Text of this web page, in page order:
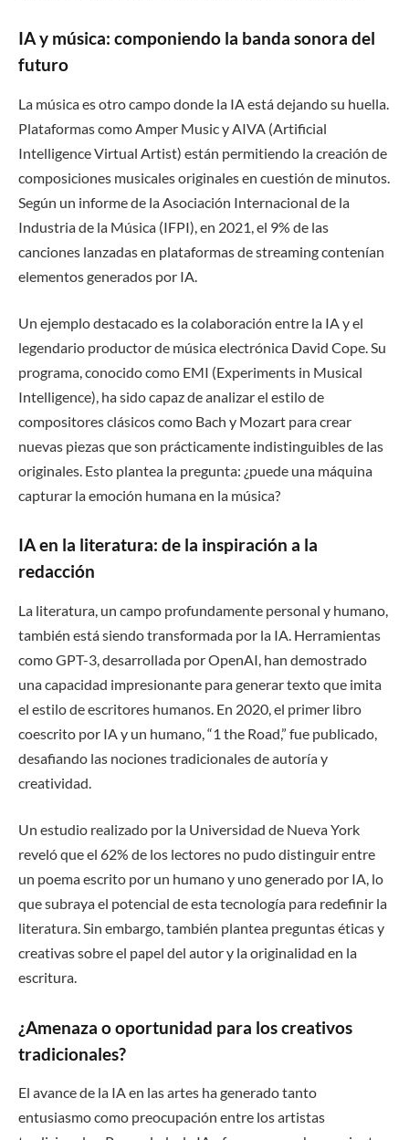
IA y música: componiendo la banda sonora del
futuro
La música es otro campo donde la IA está dejando su huella.
Plataformas como Amper Music y AIVA (Artificial
Intelligence Virtual Artist) están permitiendo la creación de
composiciones musicales originales en cuestión de minutos.
Según un informe de la Asociación Internacional de la
Industria de la Música (IFPI), en 2021, el 9% de las
canciones lanzadas en plataformas de streaming contenían
elementos generados por IA.
Un ejemplo destacado es la colaboración entre la IA y el
legendario productor de música electrónica David Cope. Su
programa, conocido como EMI (Experiments in Musical
Intelligence), ha sido capaz de analizar el estilo de
compositores clásicos como Bach y Mozart para crear
nuevas piezas que son prácticamente indistinguibles de las
originales. Esto plantea la pregunta: ¿puede una máquina
capturar la emoción humana en la música?
IA en la literatura: de la inspiración a la
redacción
La literatura, un campo profundamente personal y humano,
también está siendo transformada por la IA. Herramientas
como GPT-3, desarrollada por OpenAI, han demostrado
una capacidad impresionante para generar texto que imita
el estilo de escritores humanos. En 2020, el primer libro
coescrito por IA y un humano, “1 the Road,” fue publicado,
desafiando las nociones tradicionales de autoría y
creatividad.
Un estudio realizado por la Universidad de Nueva York
reveló que el 62% de los lectores no pudo distinguir entre
un poema escrito por un humano y uno generado por IA, lo
que subraya el potencial de esta tecnología para redefinir la
literatura. Sin embargo, también plantea preguntas éticas y
creativas sobre el papel del autor y la originalidad en la
escritura.
¿Amenaza o oportunidad para los creativos
tradicionales?
El avance de la IA en las artes ha generado tanto
entusiasmo como preocupación entre los artistas